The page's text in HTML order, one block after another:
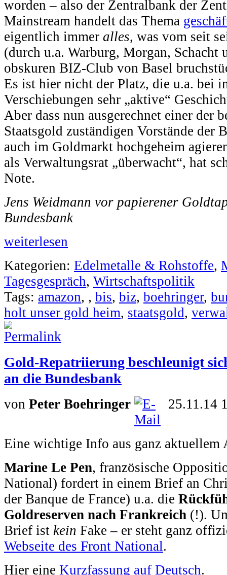
worden – also der Zentralbank der
Mainstream handelt das Thema
eigentlich immer alles, was vom seit
(durch u.a. Warburg, Morgan, Schacht
obskuren BIZ-Club von Basel
Es ist hier nicht der Platz, die u.a. bei
Verschiebungen sehr „aktive“
Aber dass nun ausgerechnet einer der
Staatsgold zuständigen Vorstände der
auch im Goldmarkt hochgeheim
als Verwaltungsrat „überwacht“, hat
Note.
Jens Weidmann vor papierener
Bundesbank
weiterlesen
Kategorien: Edelmetalle & Rohstoffe,
Tagesgespräch, Wirtschaftspolitik
Tags: amazon, , bis, biz, boehringer,
holt unser gold heim, staatsgold,
Gold-Repatriierung beschleunigt
an die Bundesbank
von Peter Boehringer 25.11.14
Eine wichtige Info aus ganz aktuellem
Marine Le Pen, französische
National) fordert in einem Brief an
der Banque de France) u.a. die
Goldreserven nach Frankreich (!).
Brief ist kein Fake – er steht ganz
Webseite des Front National.
Hier eine Kurzfassung auf Deutsch.